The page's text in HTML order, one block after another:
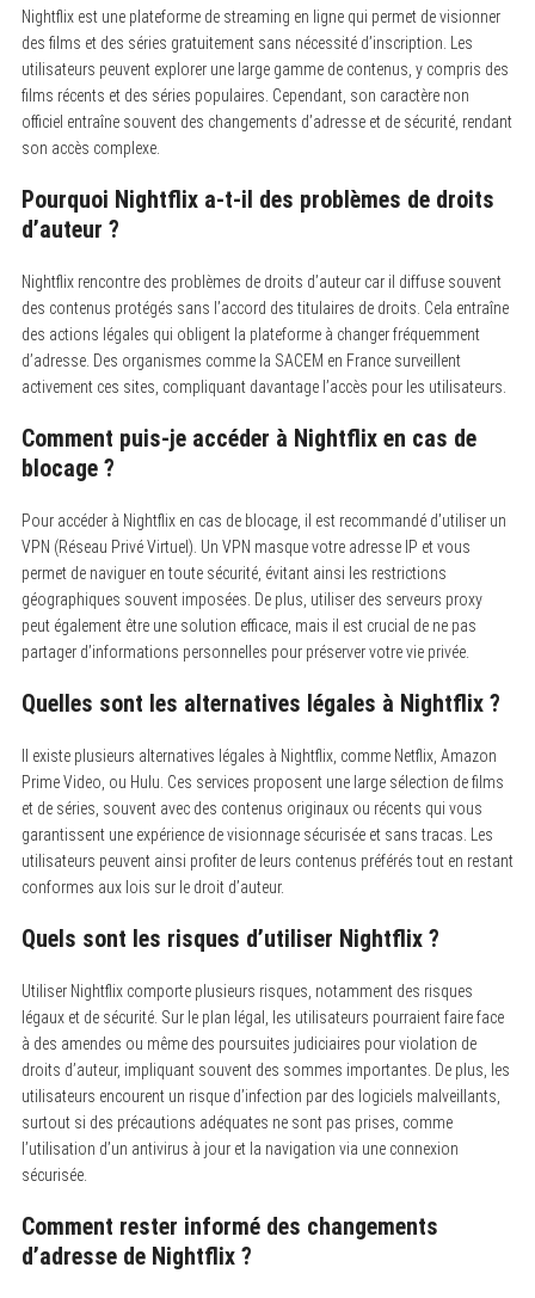
Nightflix est une plateforme de streaming en ligne qui permet de visionner
des films et des séries gratuitement sans nécessité d’inscription.
Les
utilisateurs peuvent explorer une large gamme de contenus, y compris des
films récents et des séries populaires. Cependant, son caractère non
officiel entraîne souvent des changements d’adresse et de sécurité, rendant
son accès complexe.
Pourquoi Nightflix a-t-il des problèmes de droits
d’auteur ?
Nightflix rencontre des problèmes de droits d’auteur car il diffuse souvent
des contenus protégés sans l’accord des titulaires de droits. Cela entraîne
des actions légales qui obligent la plateforme à changer fréquemment
d’adresse. Des organismes comme la SACEM en France surveillent
activement ces sites, compliquant davantage l’accès pour les utilisateurs.
Comment puis-je accéder à Nightflix en cas de
blocage ?
Pour accéder à Nightflix en cas de blocage, il est recommandé d’utiliser un
VPN (Réseau Privé Virtuel). Un VPN masque votre adresse IP et vous
permet de naviguer en toute sécurité, évitant ainsi les restrictions
géographiques souvent imposées. De plus, utiliser des serveurs proxy
peut également être une solution efficace, mais il est crucial de ne pas
partager d’informations personnelles pour préserver votre vie privée.
Quelles sont les alternatives légales à Nightflix ?
Il existe plusieurs alternatives légales à Nightflix, comme Netflix, Amazon
Prime Video, ou Hulu. Ces services proposent une large sélection de films
et de séries, souvent avec des contenus originaux ou récents qui vous
garantissent une expérience de visionnage sécurisée et sans tracas. Les
utilisateurs peuvent ainsi profiter de leurs contenus préférés tout en restant
conformes aux lois sur le droit d’auteur.
Quels sont les risques d’utiliser Nightflix ?
Utiliser Nightflix comporte plusieurs risques, notamment des risques
légaux et de sécurité. Sur le plan légal, les utilisateurs pourraient faire face
à des amendes ou même des poursuites judiciaires pour violation de
droits d’auteur, impliquant souvent des sommes importantes. De plus, les
utilisateurs encourent un risque d’infection par des logiciels malveillants,
surtout si des précautions adéquates ne sont pas prises, comme
l’utilisation d’un antivirus à jour et la navigation via une connexion
sécurisée.
Comment rester informé des changements
d’adresse de Nightflix ?